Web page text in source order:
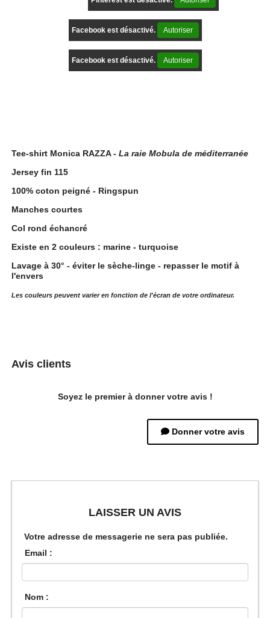
Facebook est désactivé. Autoriser
Facebook est désactivé. Autoriser
Tee-shirt Monica RAZZA -La raie Mobula de méditerranée
Jersey fin 115
100% coton peigné - Ringspun
Manches courtes
Col rond échancré
Existe en 2 couleurs : marine - turquoise
Lavage à 30° - éviter le sèche-linge - repasser le motif à
l'envers
Les couleurs peuvent varier en fonction de l'écran de votre ordinateur.
Avis clients
Soyez le premier à donner votre avis !
Donner votre avis
LAISSER UN AVIS
Votre adresse de messagerie ne sera pas publiée.
Email :
Nom :